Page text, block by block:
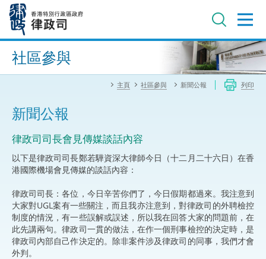
內
進階搜尋
社區參與
主頁 社區參與 新聞公報 列印
新聞公報
律政司司長會見傳媒談話內容
以下是律政司司長鄭若驊資深大律師今日（十二月二十六日）在香
港國際機場會見傳媒的談話內容：​ ​
律政司司長：各位，今日辛苦你們了，今日假期都過來。我注意到
大家對UGL案有一些關注，而且我亦注意到，對律政司的外聘檢控
制度的情況，有一些誤解或誤述，所以我在回答大家的問題前，在
此先講兩句。律政司一貫的做法，在作一個刑事檢控的決定時，是
律政司內部自己作決定的。除非案件涉及律政司的同事，我們才會
外判。​ ​